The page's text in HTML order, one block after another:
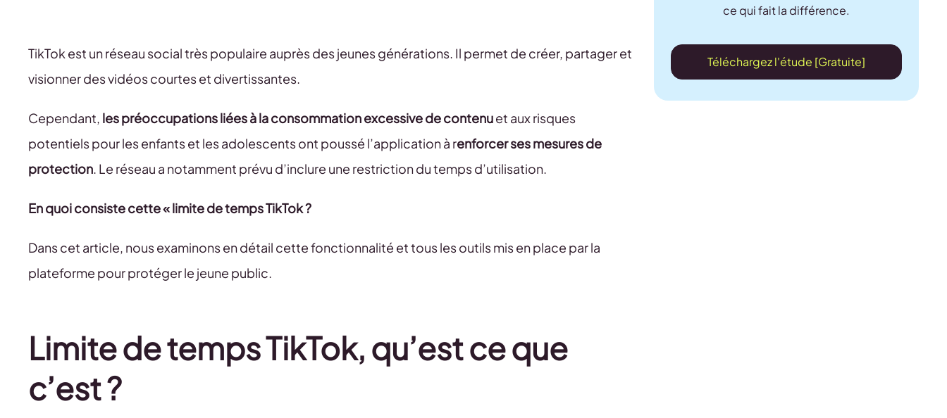
TikTok est un réseau social très populaire auprès des jeunes générations. Il permet de créer, partager et
visionner des vidéos courtes et divertissantes.
Cependant, les préoccupations liées à la consommation excessive de contenuet aux risques
potentiels pour les enfants et les adolescents ont poussé l’application à renforcer ses mesures de
protection. Le réseau a notamment prévu d’inclure une restriction du temps d’utilisation.
En quoi consiste cette « limite de temps TikTok ?
Dans cet article, nous examinons en détail cette fonctionnalité et tous les outils mis en place par la
plateforme pour protéger le jeune public.
Limite de temps TikTok, qu’est ce que
c’est ?
ce qui fait la différence.
Téléchargez l'étude [Gratuite]